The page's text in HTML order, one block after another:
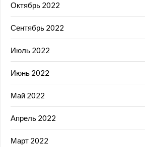
Октябрь 2022
Сентябрь 2022
Июль 2022
Июнь 2022
Май 2022
Апрель 2022
Март 2022